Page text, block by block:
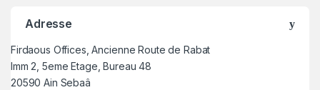
Adresse
Firdaous Offices, Ancienne Route de Rabat
Imm 2, 5eme Etage, Bureau 48
20590 Ain Sebaâ